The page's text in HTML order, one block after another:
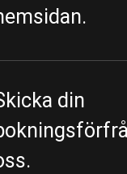
Södra vägen
- URE 200586
5500 - Proppning
din